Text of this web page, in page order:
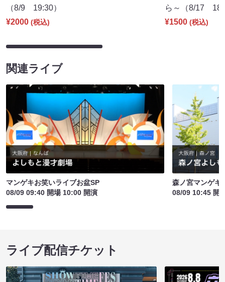
（8/9 19:30）
¥2000 (税込)
ら～（8/17
¥1500 (税込)
関連ライブ
マンゲキお笑いライブお盆SP
08/09 09:40 開場 10:00 開演
森ノ宮マンゲキ
08/09 10:45 開
ライブ配信チケット